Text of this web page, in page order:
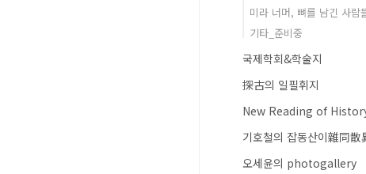
미라 너머, 뼈를 남긴 사람
기타_준비중
국제학회&학술지
探古의 일필휘지
New Reading of
기호철의 잡동산이雜同散
오세윤의 photogallery